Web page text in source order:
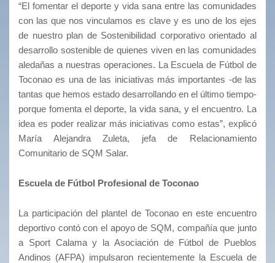
“El fomentar el deporte y vida sana entre las comunidades
con las que nos vinculamos es clave y es uno de los ejes
de nuestro plan de Sostenibilidad corporativo orientado al
desarrollo sostenible de quienes viven en las comunidades
aledañas a nuestras operaciones. La Escuela de Fútbol de
Toconao es una de las iniciativas más importantes -de las
tantas que hemos estado desarrollando en el último tiempo-
porque fomenta el deporte, la vida sana, y el encuentro. La
idea es poder realizar más iniciativas como estas”, explicó
María Alejandra Zuleta, jefa de Relacionamiento
Comunitario de SQM Salar.
Escuela de Fútbol Profesional de Toconao
La participación del plantel de Toconao en este encuentro
deportivo contó con el apoyo de SQM, compañía que junto
a Sport Calama y la Asociación de Fútbol de Pueblos
Andinos (AFPA) impulsaron recientemente la Escuela de